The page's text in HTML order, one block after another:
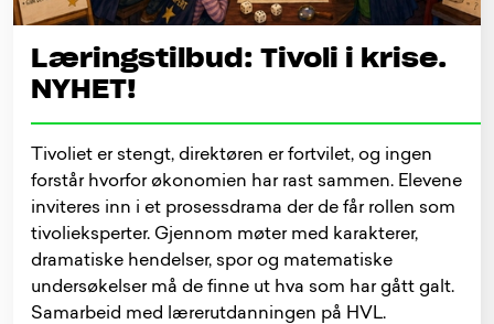
Læringstilbud: Tivoli i krise.
NYHET!
Tivoliet er stengt, direktøren er fortvilet, og ingen
forstår hvorfor økonomien har rast sammen. Elevene
inviteres inn i et prosessdrama der de får rollen som
tivolieksperter. Gjennom møter med karakterer,
dramatiske hendelser, spor og matematiske
undersøkelser må de finne ut hva som har gått galt.
Samarbeid med lærerutdanningen på HVL.